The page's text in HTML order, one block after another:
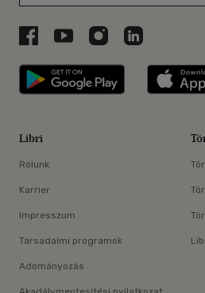
Libri a Facebookon
Libri a Youtube-on
Libri azLibri a
Libri
Libri
Rólunk
Karrier
Impresszum
Társadalmi programok
Adományozás